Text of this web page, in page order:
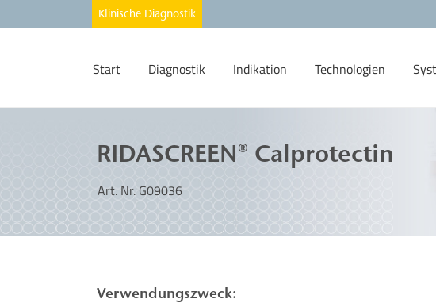
Start Diagnostik Indikation Technologien
RIDASCREEN® Calprotectin
Art. Nr. G09036
Verwendungszweck: